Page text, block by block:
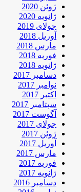
ژوئن 2020
ژانویه 2020
جولای 2019
آوریل 2018
مارس 2018
فوریه 2018
ژانویه 2018
دسامبر 2017
نوامبر 2017
اکتبر 2017
سپتامبر 2017
آگوست 2017
جولای 2017
ژوئن 2017
آوریل 2017
مارس 2017
فوریه 2017
ژانویه 2017
دسامبر 2016